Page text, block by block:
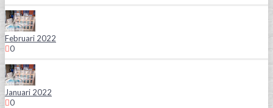
Februari 2022
0
Januari 2022
0